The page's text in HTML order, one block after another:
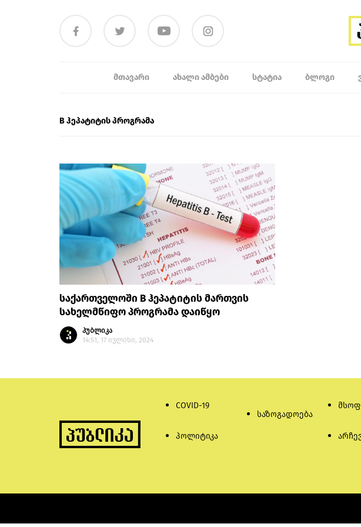
ᲛᲗᲐᲕᲐᲠᲘ ᲐᲮᲐᲚᲘ ᲐᲛᲑᲔᲑᲘ ᲡᲢᲐᲢᲘᲐ ᲑᲚᲝᲒᲘ
B ჰეპატიტის პროგრამა
საქართველოში B ჰეპატიტის მართვის
სახელმწიფო პროგრამა დაიწყო
პუბლიკა
14:51, 17 ივლისი, 2024
COVID-19
პოლიტიკა
საზოგადოება